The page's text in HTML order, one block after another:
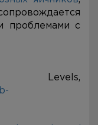
проблемами с